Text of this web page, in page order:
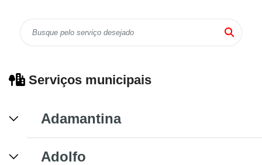
Serviços municipais
Adamantina
Adolfo